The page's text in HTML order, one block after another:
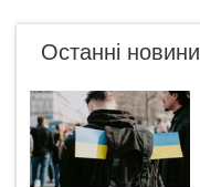
Останні новини